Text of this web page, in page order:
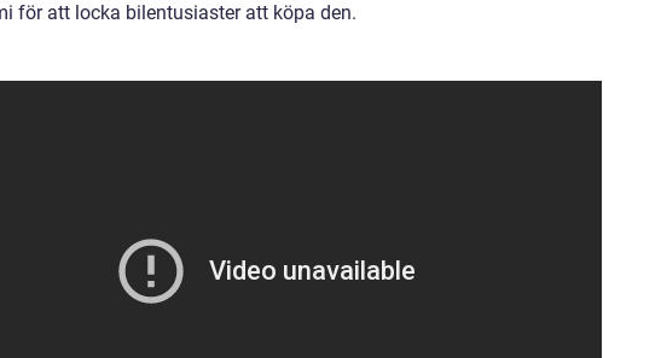
för att locka bilentusiaster att köpa den.